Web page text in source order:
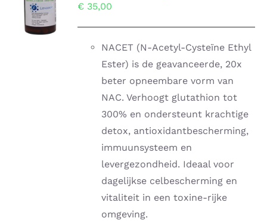
WINKELWAGEN
/
DETAILS
€ 35,00
NACET (N-Acetyl-Cysteïne Ethyl
Ester) is de geavanceerde, 20x
beter opneembare vorm van
NAC. Verhoogt glutathion tot
300% en ondersteunt krachtige
detox, antioxidantbescherming,
immuunsysteem en
levergezondheid. Ideaal voor
dagelijkse celbescherming en
vitaliteit in een toxine-rijke
omgeving.